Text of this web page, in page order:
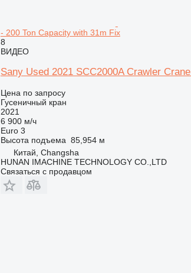
- 200 Ton Capacity with 31m Fix
8
ВИДЕО
Sany Used 2021 SCC2000A Crawler
Цена по запросу
Гусеничный кран
2021
6 900 м/ч
Euro 3
Высота подъема 85,954 м
Китай, Changsha
HUNAN IMACHINE TECHNOLOGY CO.,LTD
Связаться с продавцом